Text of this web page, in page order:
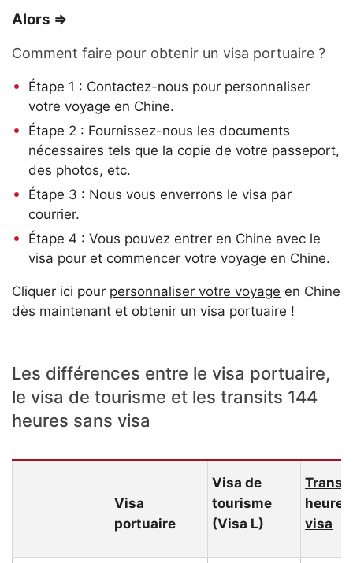
Alors =>
Comment faire pour obtenir un visa portuaire ?
Étape 1 : Contactez-nous pour personnaliser
votre voyage en Chine.
Étape 2 : Fournissez-nous les documents
nécessaires tels que la copie de votre passeport,
des photos, etc.
Étape 3 : Nous vous enverrons le visa par
courrier.
Étape 4 : Vous pouvez entrer en Chine avec le
visa pour et commencer votre voyage en Chine.
Cliquer ici pour personnaliser votre voyage en Chine
dès maintenant et obtenir un visa portuaire !
Les différences entre le visa portuaire,
le visa de tourisme et les transits 144
heures sans visa
Visa
portuaire
Visa de
tourisme
(Visa L)
visa